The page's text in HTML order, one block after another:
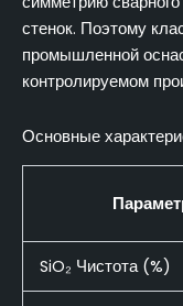
стенок. Поэтому
промышленной
контролируемом
Основные
SiO₂ Чистота (%)